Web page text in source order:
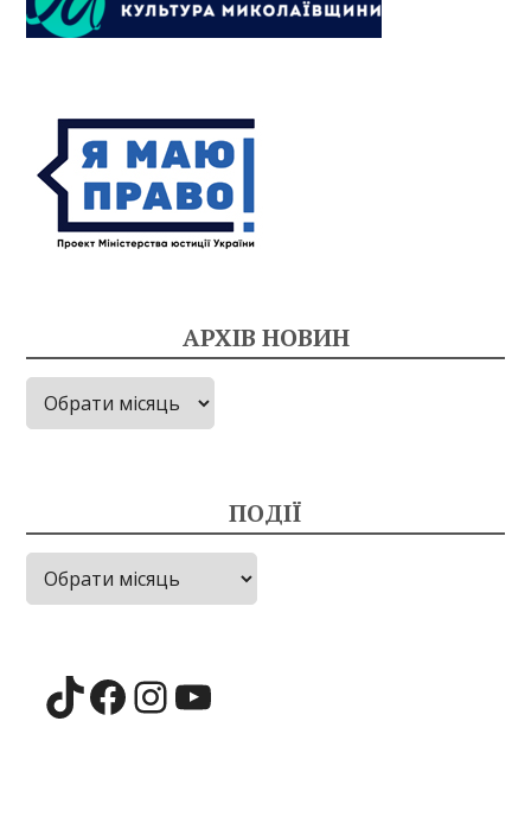
АРХІВ НОВИН
Архів
новин
ПОДІЇ
Події
TikTok
Facebook
Instagram
YouTube